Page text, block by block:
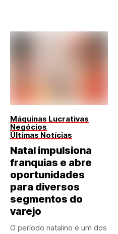
Máquinas Lucrativas
Negócios
Últimas Notícias
Natal impulsiona
franquias e abre
oportunidades
para diversos
segmentos do
varejo
O período natalino é um dos